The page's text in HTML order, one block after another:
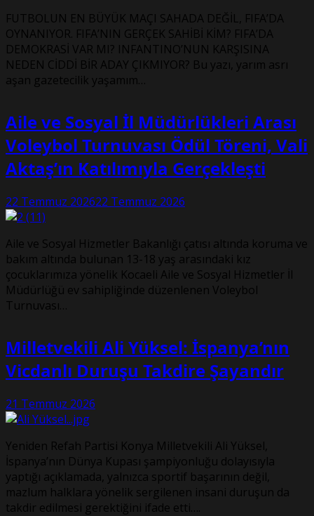
FUTBOLUN EN BÜYÜK MAÇI SAHADA DEĞİL, FIFA’DA
OYNANIYOR. FIFA’NIN GERÇEK SAHİBİ KİM? FIFA’DA
DEMOKRASİ VAR MI? INFANTINO’NUN KARŞISINA
NEDEN CİDDİ BİR ADAY ÇIKMIYOR? Bu yazı, yarım asrı
aşan gazetecilik yaşamım…
Aile ve Sosyal İl Müdürlükleri Arası
Voleybol Turnuvası Ödül Töreni, Vali
Aktaş’ın Katılımıyla Gerçekleşti
22 Temmuz 202622 Temmuz 2026
Aile ve Sosyal Hizmetler Bakanlığı çatısı altında koruma ve
bakım altında bulunan 13-18 yaş arasındaki kız
çocuklarımıza yönelik Kocaeli Aile ve Sosyal Hizmetler İl
Müdürlüğü ev sahipliğinde düzenlenen Voleybol
Turnuvası…
Milletvekili Ali Yüksel: İspanya’nın
Vicdanlı Duruşu Takdire Şayandır
21 Temmuz 2026
Yeniden Refah Partisi Konya Milletvekili Ali Yüksel,
İspanya’nın Dünya Kupası şampiyonluğu dolayısıyla
yaptığı açıklamada, yalnızca sportif başarının değil,
mazlum halklara yönelik sergilenen insani duruşun da
takdir edilmesi gerektiğini ifade etti….